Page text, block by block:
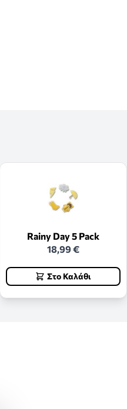
Rainy Day 5 Pack
18,99 €
Στο Καλάθι